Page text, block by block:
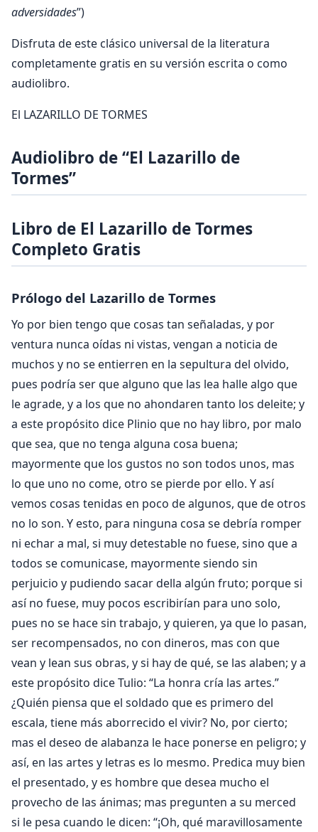
adversidades”)
Disfruta de este clásico universal de la literatura
completamente gratis en su versión escrita o como
audiolibro.
El LAZARILLO DE TORMES
Audiolibro de “El Lazarillo de
Tormes”
Libro de El Lazarillo de Tormes
Completo Gratis
Prólogo del Lazarillo de Tormes
Yo por bien tengo que cosas tan señaladas, y por
ventura nunca oídas ni vistas, vengan a noticia de
muchos y no se entierren en la sepultura del olvido,
pues podría ser que alguno que las lea halle algo que
le agrade, y a los que no ahondaren tanto los deleite; y
a este propósito dice Plinio que no hay libro, por malo
que sea, que no tenga alguna cosa buena;
mayormente que los gustos no son todos unos, mas
lo que uno no come, otro se pierde por ello. Y así
vemos cosas tenidas en poco de algunos, que de otros
no lo son. Y esto, para ninguna cosa se debría romper
ni echar a mal, si muy detestable no fuese, sino que a
todos se comunicase, mayormente siendo sin
perjuicio y pudiendo sacar della algún fruto; porque si
así no fuese, muy pocos escribirían para uno solo,
pues no se hace sin trabajo, y quieren, ya que lo pasan,
ser recompensados, no con dineros, mas con que
vean y lean sus obras, y si hay de qué, se las alaben; y a
este propósito dice Tulio: “La honra cría las artes.”
¿Quién piensa que el soldado que es primero del
escala, tiene más aborrecido el vivir? No, por cierto;
mas el deseo de alabanza le hace ponerse en peligro; y
así, en las artes y letras es lo mesmo. Predica muy bien
el presentado, y es hombre que desea mucho el
provecho de las ánimas; mas pregunten a su merced
si le pesa cuando le dicen: “¡Oh, qué maravillosamente